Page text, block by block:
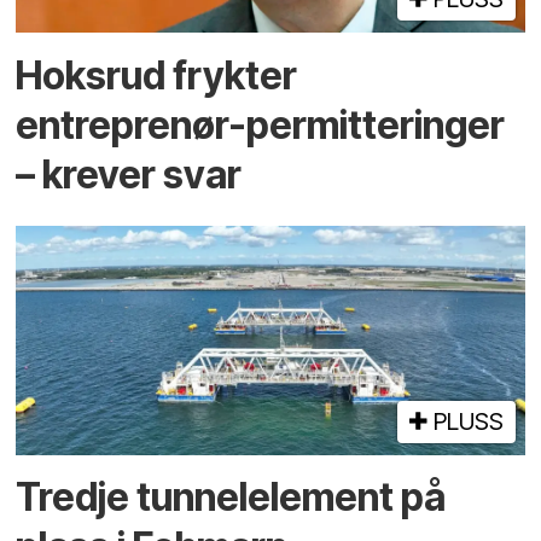
Hoksrud frykter
entreprenør-permitteringer
– krever svar
PLUSS
Tredje tunnel­element på